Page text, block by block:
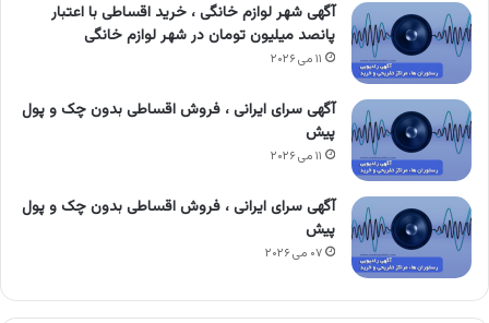
آگهی شهر لوازم خانگی ، خرید اقساطی با اعتبار
پانصد میلیون تومان در شهر لوازم خانگی
۱۱ می ۲۰۲۶
آگهی سرای ایرانی ، فروش اقساطی بدون چک و پول
پیش
۱۱ می ۲۰۲۶
آگهی سرای ایرانی ، فروش اقساطی بدون چک و پول
پیش
۰۷ می ۲۰۲۶